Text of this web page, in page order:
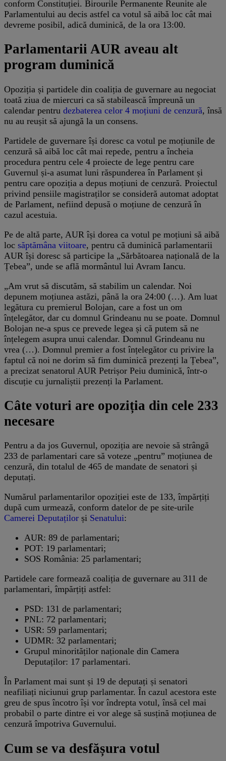
conform Constituției. Birourile Permanente Reunite ale
Parlamentului au decis astfel ca votul să aibă loc cât mai
devreme posibil, adică duminică, de la ora 13:00.
Parlamentarii AUR aveau alt
program duminică
Opoziția și partidele din coaliția de guvernare au negociat
toată ziua de miercuri ca să stabilească împreună un
calendar pentru dezbaterea celor 4 moțiuni de cenzură, însă
nu au reușit să ajungă la un consens.
Partidele de guvernare își doresc ca votul pe moțiunile de
cenzură să aibă loc cât mai repede, pentru a încheia
procedura pentru cele 4 proiecte de lege pentru care
Guvernul și-a asumat luni răspunderea în Parlament și
pentru care opoziția a depus moțiuni de cenzură. Proiectul
privind pensiile magistraților se consideră automat adoptat
de Parlament, nefiind depusă o moțiune de cenzură în
cazul acestuia.
Pe de altă parte, AUR își dorea ca votul pe moțiuni să aibă
loc săptămâna viitoare, pentru că duminică parlamentarii
AUR își doresc să participe la „Sărbătoarea națională de la
Țebea”, unde se află mormântul lui Avram Iancu.
„Am vrut să discutăm, să stabilim un calendar. Noi
depunem moțiunea astăzi, până la ora 24:00 (…). Am luat
legătura cu premierul Bolojan, care a fost un om
înțelegător, dar cu domnul Grindeanu nu se poate. Domnul
Bolojan ne-a spus ce prevede legea și că putem să ne
înțelegem asupra unui calendar. Domnul Grindeanu nu
vrea (…). Domnul premier a fost înțelegător cu privire la
faptul că noi ne dorim să fim duminică prezenți la Țebea”,
a precizat senatorul AUR Petrișor Peiu duminică, într-o
discuție cu jurnaliștii prezenți la Parlament.
Câte voturi are opoziția din cele 233
necesare
Pentru a da jos Guvernul, opoziția are nevoie să strângă
233 de parlamentari care să voteze „pentru” moțiunea de
cenzură, din totalul de 465 de mandate de senatori și
deputați.
Numărul parlamentarilor opoziției este de 133, împărțiți
după cum urmează, conform datelor de pe site-urile
Camerei Deputaților și Senatului:
AUR: 89 de parlamentari;
POT: 19 parlamentari;
SOS România: 25 parlamentari;
Partidele care formează coaliția de guvernare au 311 de
parlamentari, împărțiți astfel:
PSD: 131 de parlamentari;
PNL: 72 parlamentari;
USR: 59 parlamentari;
UDMR: 32 parlamentari;
Grupul minorităților naționale din Camera
Deputaților: 17 parlamentari.
În Parlament mai sunt și 19 de deputați și senatori
neafiliați niciunui grup parlamentar. În cazul acestora este
greu de spus încotro își vor îndrepta votul, însă cel mai
probabil o parte dintre ei vor alege să susțină moțiunea de
cenzură împotriva Guvernului.
Cum se va desfășura votul